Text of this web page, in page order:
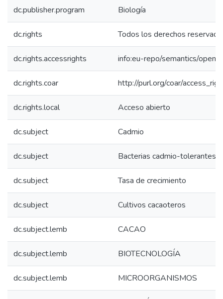
dc.publisher.program Biología
dc.rights Todos los derechos
dc.rights.accessrights info:eu-repo/semantics/
dc.rights.coar http://purl.org/coar/
dc.rights.local Acceso abierto
dc.subject Cadmio
dc.subject Bacterias cadmio-tolerantes
dc.subject Tasa de crecimiento
dc.subject Cultivos cacaoteros
dc.subject.lemb CACAO
dc.subject.lemb BIOTECNOLOGÍA
dc.subject.lemb MICROORGANISMOS